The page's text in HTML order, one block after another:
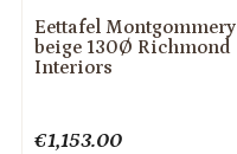
Eettafel Montgommery
beige 130Ø Richmond
Interiors
€1,153.00